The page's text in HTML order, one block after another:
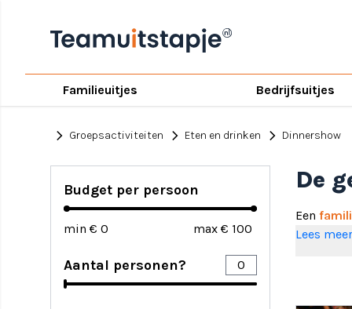
Familieuitjes Bedrijfsuitjes
chevron_right Groepsactiviteiten chevron_right Eten en drinken chevron_right Dinnershow
Budget per persoon
min € max €
Aantal personen?
De
Een
Lees meer